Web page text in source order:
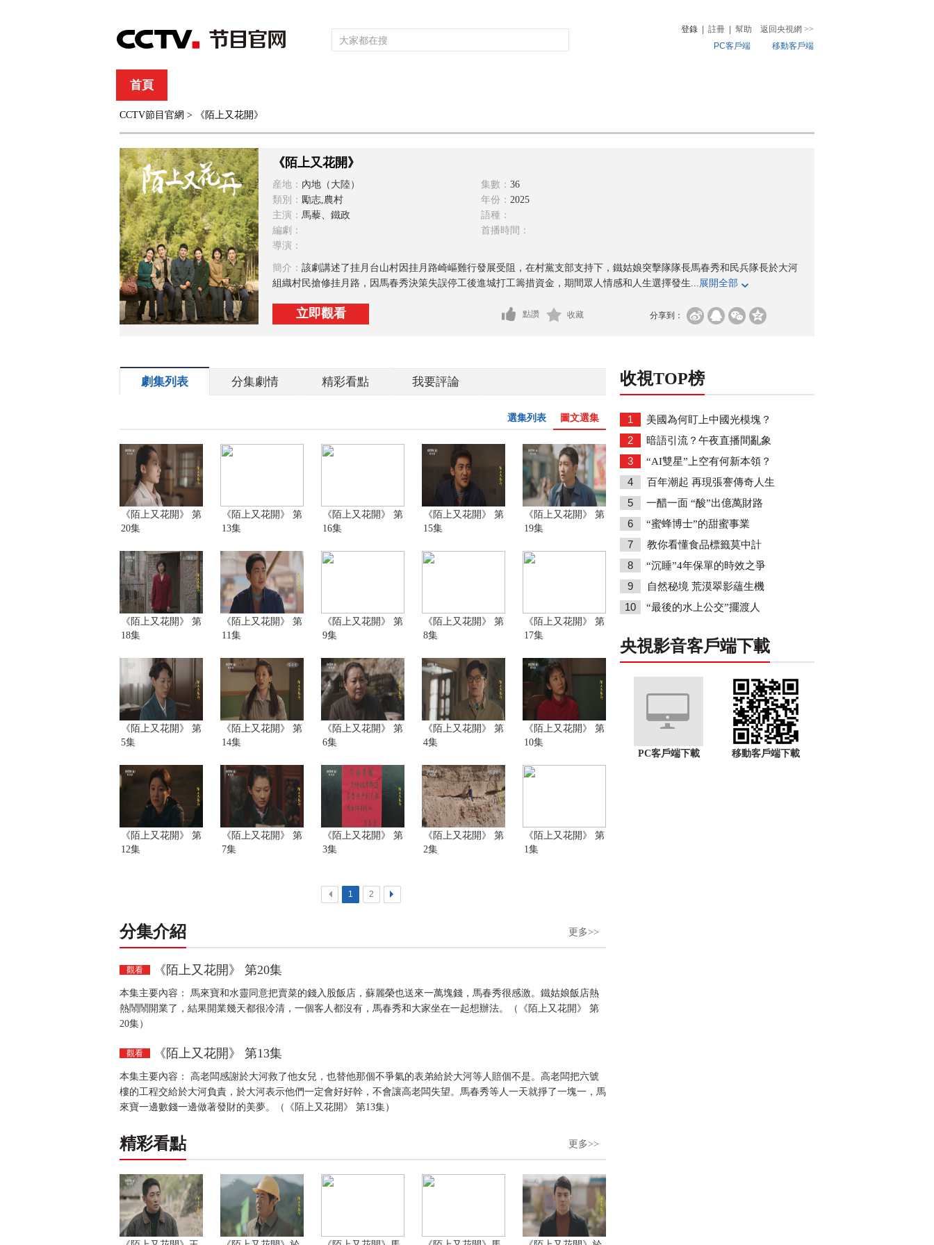
登錄 註冊 幫助 返回央視網 >>
PC客戶端
移動客戶端
首頁
綜合 新聞 財經 綜藝 中文國際
CCTV節目官網 > 《陌上又花開》
《陌上又花開》
産地： 內地（大陸） 集數： 36
類別： 勵志,農村 年份： 2025
主演： 馬藜、鐵政
語種：
編劇：
首播時間：
導演：
簡介： 該劇講述了挂月台山村因挂月路崎嶇難行發展受阻，在村黨支部支持下，鐵姑娘突擊隊隊長馬春秀和民兵隊長於大河
組織村民搶修挂月路，因馬春秀決策失誤停工後進城打工籌措資金，期間眾人情感和人生選擇發生...展開全部
立即觀看 分享到：
點讚 收藏
劇集列表 分集劇情 精彩看點 我要評論
圖文選集
選集列表
《陌上又花開》 第
20集
《陌上又花開》 第
13集
《陌上又花開》 第
16集
《陌上又花開》 第
15集
《陌上又花開》 第
19集
《陌上又花開》 第
18集
《陌上又花開》 第
11集
《陌上又花開》 第
9集
《陌上又花開》 第
8集
《陌上又花開》 第
17集
《陌上又花開》 第
5集
《陌上又花開》 第
14集
《陌上又花開》 第
6集
《陌上又花開》 第
4集
《陌上又花開》 第
10集
《陌上又花開》 第
12集
《陌上又花開》 第
7集
《陌上又花開》 第
3集
《陌上又花開》 第
2集
《陌上又花開》 第
1集
< 1 2 >
分集介紹 更多>>
觀看 《陌上又花開》 第20集
本集主要內容： 馬來寶和水靈同意把賣菜的錢入股飯店，蘇麗榮也送來一萬塊錢，馬春秀很感激。鐵姑娘飯店熱
熱鬧鬧開業了，結果開業幾天都很冷清，一個客人都沒有，馬春秀和大家坐在一起想辦法。（《陌上又花開》 第
20集）
觀看 《陌上又花開》 第13集
本集主要內容： 高老闆感謝於大河救了他女兒，也替他那個不爭氣的表弟給於大河等人賠個不是。高老闆把六號
樓的工程交給於大河負責，於大河表示他們一定會好好幹，不會讓高老闆失望。馬春秀等人一天就掙了一塊一，馬
來寶一邊數錢一邊做著發財的美夢。（《陌上又花開》 第13集）
精彩看點 更多>>
收視TOP榜
1 美國為何盯上中國光模塊？
2 暗語引流？午夜直播間亂象
3 “AI雙星”上空有何新本領？
4 百年潮起 再現張謇傳奇人生
5 一醋一面 “酸”出億萬財路
6 “蜜蜂博士”的甜蜜事業
7 教你看懂食品標籤莫中計
8 “沉睡”4年保單的時效之爭
9 自然秘境 荒漠翠影蘊生機
10 “最後的水上公交”擺渡人
央視影音客戶端下載
PC客戶端下載 移動客戶端下載